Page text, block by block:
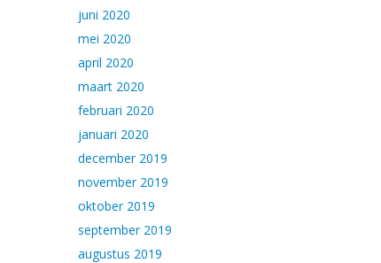
juni 2020
mei 2020
april 2020
maart 2020
februari 2020
januari 2020
december 2019
november 2019
oktober 2019
september 2019
augustus 2019